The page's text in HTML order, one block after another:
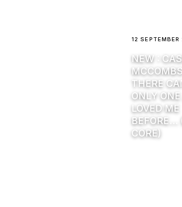
12 SEPTEMBER
NEW :
THERE
ONLY
LOVED ME
BEFORE…
CORE)